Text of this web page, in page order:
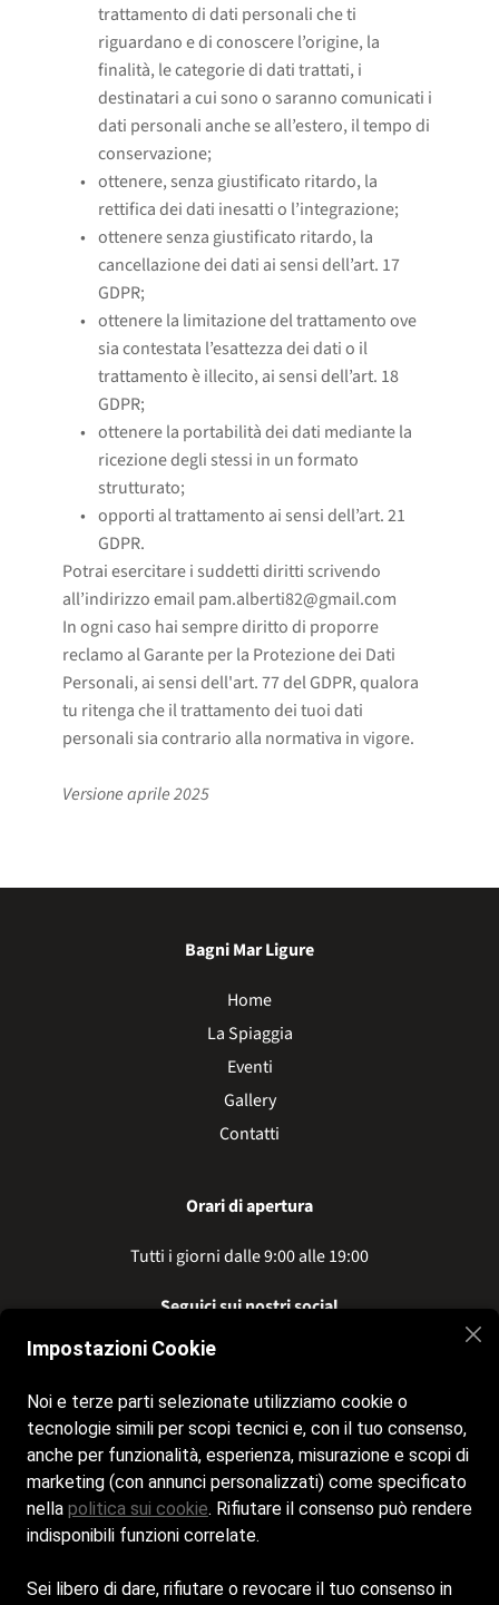
trattamento di dati personali che ti
riguardano e di conoscere l’origine, la
finalità, le categorie di dati trattati, i
destinatari a cui sono o saranno comunicati i
dati personali anche se all’estero, il tempo di
conservazione;
ottenere, senza giustificato ritardo, la
rettifica dei dati inesatti o l’integrazione;
ottenere senza giustificato ritardo, la
cancellazione dei dati ai sensi dell’art. 17
GDPR;
ottenere la limitazione del trattamento ove
sia contestata l’esattezza dei dati o il
trattamento è illecito, ai sensi dell’art. 18
GDPR;
ottenere la portabilità dei dati mediante la
ricezione degli stessi in un formato
strutturato;
opporti al trattamento ai sensi dell’art. 21
GDPR.
Potrai esercitare i suddetti diritti scrivendo
all’indirizzo email pam.alberti82@gmail.com
In ogni caso hai sempre diritto di proporre
reclamo al Garante per la Protezione dei Dati
Personali, ai sensi dell'art. 77 del GDPR, qualora
tu ritenga che il trattamento dei tuoi dati
personali sia contrario alla normativa in vigore.
Versione aprile 2025
Bagni Mar Ligure
Home
La Spiaggia
Eventi
Gallery
Contatti
Orari di apertura
Tutti i giorni dalle 9:00 alle 19:00
Seguici sui nostri social
Contatti
pam.alberti82@gmail.com
+39340 2835151
Cookie policy
Impostazioni Cookie
Noi e terze parti selezionate utilizziamo cookie o
tecnologie simili per scopi tecnici e, con il tuo consenso,
anche per funzionalità, esperienza, misurazione e scopi di
marketing (con annunci personalizzati) come specificato
nella politica sui cookie. Rifiutare il consenso può rendere
indisponibili funzioni correlate.
Sei libero di dare, rifiutare o revocare il tuo consenso in